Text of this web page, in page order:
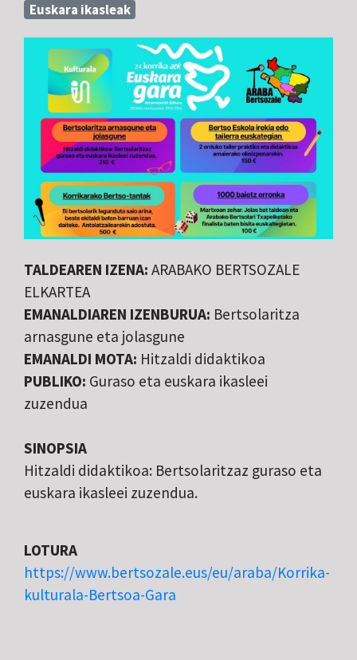
Euskara ikasleak
TALDEAREN IZENA: ARABAKO BERTSOZALE
ELKARTEA
EMANALDIAREN IZENBURUA: Bertsolaritza
arnasgune eta jolasgune
EMANALDI MOTA: Hitzaldi didaktikoa
PUBLIKO: Guraso eta euskara ikasleei
zuzendua
SINOPSIA
Hitzaldi didaktikoa: Bertsolaritzaz guraso eta
euskara ikasleei zuzendua.
LOTURA
https://www.bertsozale.eus/eu/araba/Korrika-
kulturala-Bertsoa-Gara